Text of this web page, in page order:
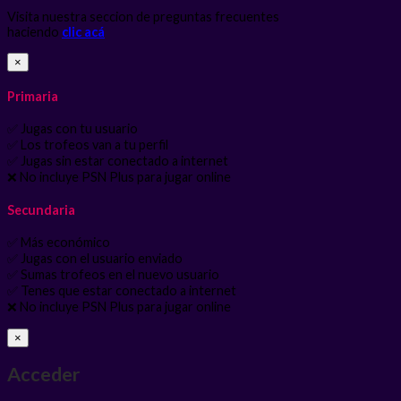
Visita nuestra seccion de preguntas frecuentes
haciendo clic acá
×
Primaria
✅ Jugas con tu usuario
✅ Los trofeos van a tu perfil
✅ Jugas sin estar conectado a internet
❌ No incluye PSN Plus para jugar online
Secundaria
✅ Más económico
✅ Jugas con el usuario enviado
✅ Sumas trofeos en el nuevo usuario
✅ Tenes que estar conectado a internet
❌ No incluye PSN Plus para jugar online
×
Acceder